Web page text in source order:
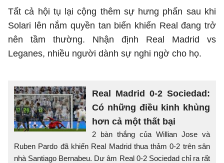
Tất cả hội tụ lại cộng thêm sự hưng phấn sau khi
Solari lên nắm quyền tan biến khiến Real đang trở
nên tầm thường. Nhận định Real Madrid vs
Leganes, nhiều người dành sự nghi ngờ cho họ.
Real Madrid 0-2 Sociedad:
Có những điều kinh khủng
hơn cả một thất bại
2 bàn thắng của Willian Jose và
Ruben Pardo đã khiến Real Madrid thua thảm 0-2 trên sân
nhà Santiago Bernabeu. Dư âm Real 0-2 Sociedad chỉ ra rất